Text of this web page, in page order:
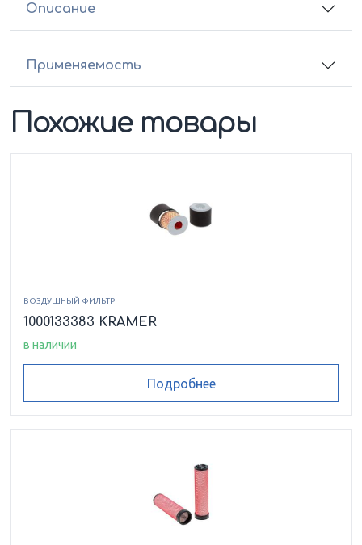
Описание
Применяемость
Похожие товары
ВОЗДУШНЫЙ ФИЛЬТР
1000133383 KRAMER
в наличии
Подробнее